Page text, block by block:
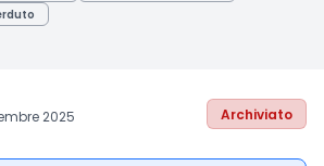
2025 Archiviato